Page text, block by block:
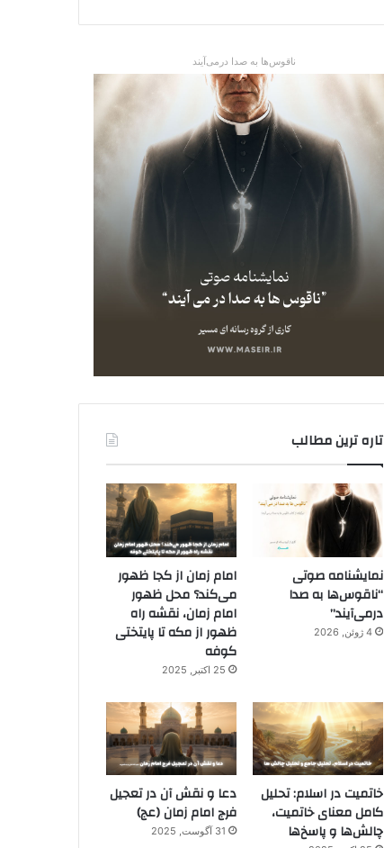
ناقوس‌ها به صدا در‌می‌آیند
تاره ترین مطالب
نمایشنامه صوتی
“ناقوس‌ها به صدا
در‌می‌آیند”
4 ژوئن, 2026
امام زمان از کجا ظهور
می‌کند؟ محل ظهور
امام زمان، نقشه راه
ظهور از مکه تا پایتختی
کوفه
25 اکتبر, 2025
خاتمیت در اسلام: تحلیل
کامل معنای خاتمیت،
چالش‌ها و پاسخ‌ها
دعا و نقش آن در تعجیل
فرج امام زمان (عج)
31 آگوست, 2025